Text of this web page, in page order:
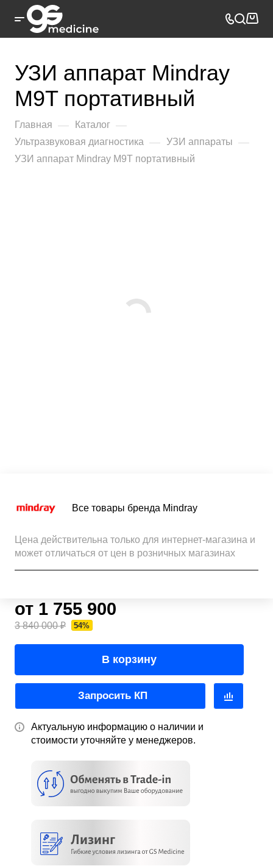
УЗИ аппарат Mindray
M9T портативный
Главная — Каталог —
Ультразвуковая диагностика — УЗИ аппараты —
УЗИ аппарат Mindray M9T портативный
Все товары бренда Mindray
Цена действительна только для интернет-магазина и
может отличаться от цен в розничных магазинах
от 1 755 900
3 840 000 ₽ 54%
В корзину
Запросить КП
Актуальную информацию о наличии и
стоимости уточняйте у менеджеров.